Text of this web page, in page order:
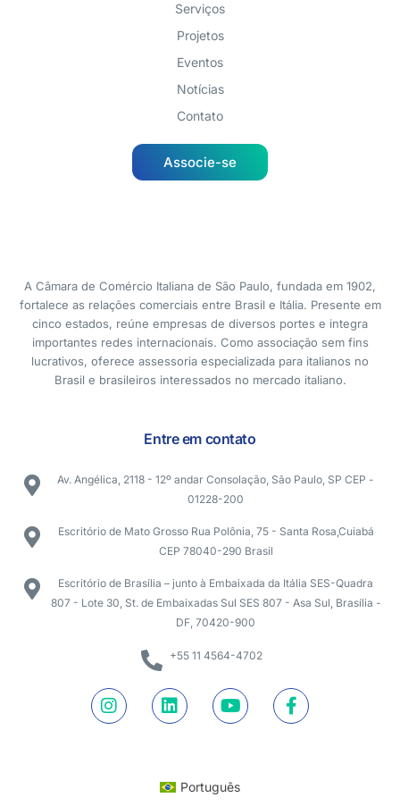
Serviços
Projetos
Eventos
Notícias
Contato
Associe-se
A Câmara de Comércio Italiana de São Paulo, fundada em 1902,
fortalece as relações comerciais entre Brasil e Itália. Presente em
cinco estados, reúne empresas de diversos portes e integra
importantes redes internacionais. Como associação sem fins
lucrativos, oferece assessoria especializada para italianos no
Brasil e brasileiros interessados no mercado italiano.
Entre em contato
Av. Angélica, 2118 - 12º andar Consolação, São Paulo, SP CEP -
01228-200
Escritório de Mato Grosso Rua Polônia, 75 - Santa Rosa,Cuiabá
CEP 78040-290 Brasil
Escritório de Brasília – junto à Embaixada da Itália SES-Quadra
807 - Lote 30, St. de Embaixadas Sul SES 807 - Asa Sul, Brasília -
DF, 70420-900
+55 11 4564-4702
Português